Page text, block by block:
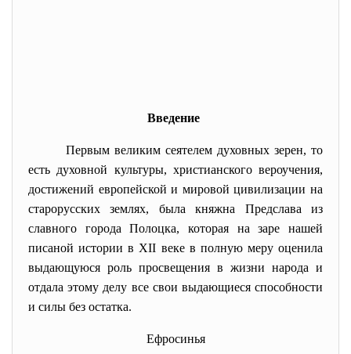
Введение
Первым великим сеятелем духовных зерен, то
есть духовной культуры, христианского вероучения,
достижений европейской и мировой цивилизации на
старорусских землях, была княжна Предслава из
славного города Полоцка, которая на заре нашей
писаной истории в XII веке в полную меру оценила
выдающуюся роль просвещения в жизни народа и
отдала этому делу все свои выдающиеся способности
и силы без остатка.
Ефросинья